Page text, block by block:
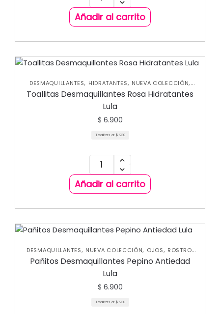
Añadir al carrito
DESMAQUILLANTES, HIDRATANTES, NUEVA COLECCIÓN,
OJOS ROSTRO SKIN CARE FACIAL
Toallitas Desmaquillantes Rosa Hidratantes
Lula
$ 6.900
Toallitas a: $ 230
Añadir al carrito
DESMAQUILLANTES, NUEVA COLECCIÓN, OJOS, ROSTRO,
SKIN CARE FACIAL
Pañitos Desmaquillantes Pepino Antiedad
Lula
$ 6.900
Toallitas a: $ 230